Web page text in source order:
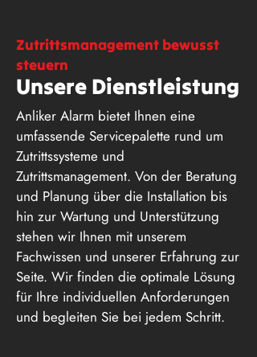
Zutrittsmanagement bewusst
steuern
Unsere Dienstleistung
Anliker Alarm bietet Ihnen eine
umfassende Servicepalette rund um
Zutrittssysteme und
Zutrittsmanagement. Von der Beratung
und Planung über die Installation bis
hin zur Wartung und Unterstützung
stehen wir Ihnen mit unserem
Fachwissen und unserer Erfahrung zur
Seite. Wir finden die optimale Lösung
für Ihre individuellen Anforderungen
und begleiten Sie bei jedem Schritt.